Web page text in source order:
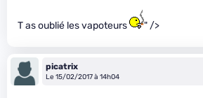
T as oublié les vapoteurs " />
picatrix
Le 15/02/2017 à 14h04